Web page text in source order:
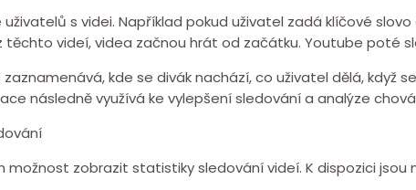
s videi. Například pokud uživatel zadá klíčové
těchto videí, videa začnou hrát od začátku. Youtube poté
kde se divák nachází, co uživatel dělá, když
následně využívá ke vylepšení sledování a analýze
možnost zobrazit statistiky sledování videí. K dispozici jsou